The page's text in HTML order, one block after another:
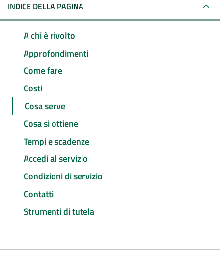
INDICE DELLA PAGINA
A chi è rivolto
Approfondimenti
Come fare
Costi
Cosa serve
Cosa si ottiene
Tempi e scadenze
Accedi al servizio
Condizioni di servizio
Contatti
Strumenti di tutela